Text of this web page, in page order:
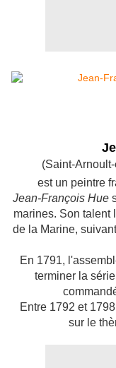
(Saint-
est un peintre
Jean-François Hue
marines. Son talent
de la Marine,
En 1791,
terminer la
Entre 1792 et
sur le